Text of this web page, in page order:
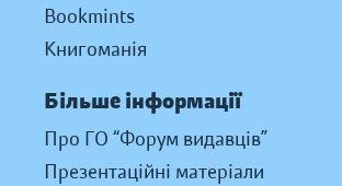
Bookmints
Книгоманія
Більше інформації
Про ГО “Форум видавців”
Презентаційні матеріали